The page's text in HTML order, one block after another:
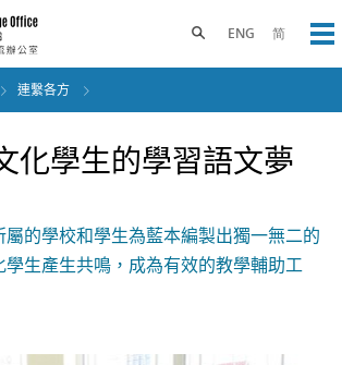
ENG 简
Toggle search panel
連繫各方
化學生的學習語文夢
屬的學校和學生為藍本編製出獨一無二的
生產生共鳴，成為有效的教學輔助工